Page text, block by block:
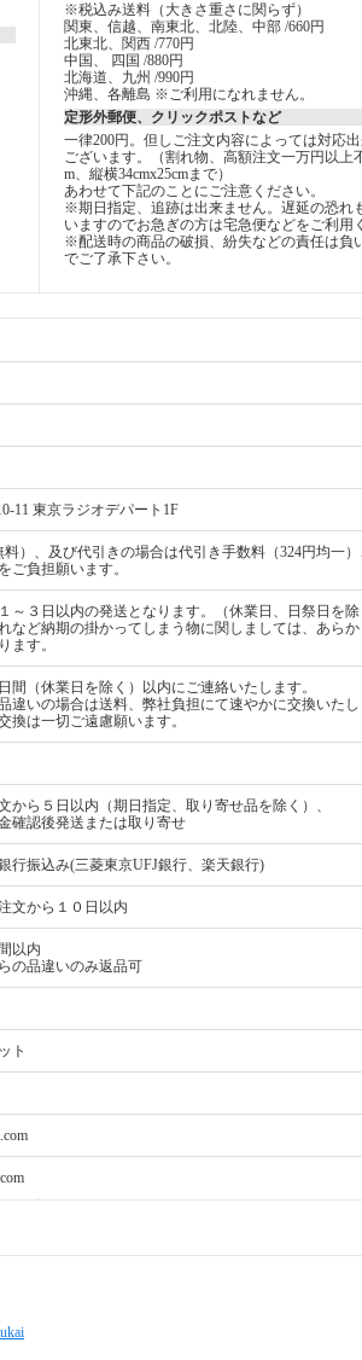
※税込み送料（大きさ重さに関らず）
関東、信越、南東北、北陸、中部 /660円
北東北、関西 /770円
中国、 四国 /880円
北海道、九州 /990円
沖縄、各離島 ※ご利用になれません。
定形外郵便、クリックポストなど
一律200円。但しご注文内容によっては対応
ございます。（割れ物、高額注文一万円以上
m、縦横34cmx25cmまで）
あわせて下記のことにご注意ください。
※期日指定、追跡は出来ません。遅延の恐れ
いますのでお急ぎの方は宅急便などをご利用
※配送時の商品の破損、紛失などの責任は負
でご了承下さい。
11 東京ラジオデパート1F
）、及び代引きの場合は代引き手数料（324円均一
ご負担願います。
～３日以内の発送となります。（休業日、日祭日を除
など納期の掛かってしまう物に関しましては、あら
ます。
間（休業日を除く）以内にご連絡いたします。
違いの場合は送料、弊社負担にて速やかに交換いたし
換は一切ご遠慮願います。
から５日以内（期日指定、取り寄せ品を除く）、
確認後発送または取り寄せ
行振込み(三菱東京UFJ銀行、楽天銀行)
文から１０日以内
以内
の品違いのみ返品可
ト